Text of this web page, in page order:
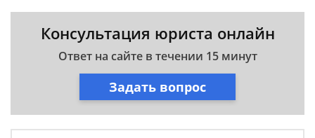
Консультация юриста онлайн
Ответ на сайте в течении 15 минут
Задать вопрос